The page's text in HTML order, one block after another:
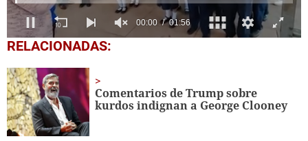
0
seconds
1
minute,
56
seconds
RELACIONADAS:
Comentarios de Trump sobre
kurdos indignan a George Clooney